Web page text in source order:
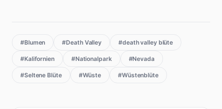
#Blumen #Death Valley #death valley blüte
#Kalifornien #Nationalpark #Nevada
#Seltene Blüte #Wüste #Wüstenblüte